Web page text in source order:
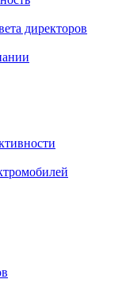
директоров